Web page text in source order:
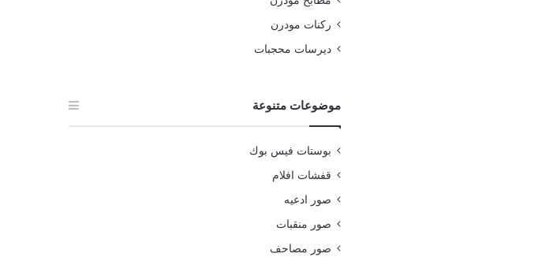
ركنات مودرن
ديرسات محجبات
موضوعات متنوعة
بوستات فيس بوك
قفشات افلام
صور ادعيه
صور منقبات
صور مصاحف